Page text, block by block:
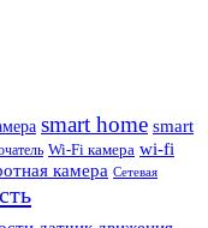
smart home smart
Wi-Fi камера wi-fi
камера Сетевая